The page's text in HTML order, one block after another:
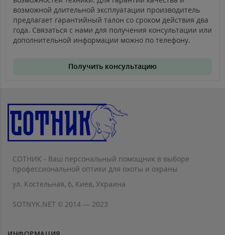
возможной длительной эксплуатации производитель
предлагает гарантийный талон со сроком действия два
года. Связаться с нами для получения консультации или
дополнительной информации можно по телефону.
Получить консультацию
СОТНИК - Ваш персональный помощник в выборе
профессиональной оптики для охоты и охраны
ул. Костельная, 6, Киев, Украина
SOTNYK.NET © 2014 — 2023